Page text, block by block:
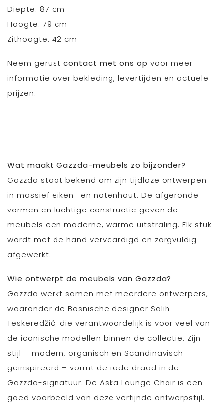
Diepte: 87 cm
Hoogte: 79 cm
Zithoogte: 42 cm
Neem gerust contact met ons op voor meer
informatie over bekleding, levertijden en actuele
prijzen.
Wat maakt Gazzda-meubels zo bijzonder?
Gazzda staat bekend om zijn tijdloze ontwerpen
in massief eiken- en notenhout. De afgeronde
vormen en luchtige constructie geven de
meubels een moderne, warme uitstraling. Elk stuk
wordt met de hand vervaardigd en zorgvuldig
afgewerkt.
Wie ontwerpt de meubels van Gazzda?
Gazzda werkt samen met meerdere ontwerpers,
waaronder de Bosnische designer Salih
Teskeredžić, die verantwoordelijk is voor veel van
de iconische modellen binnen de collectie. Zijn
stijl – modern, organisch en Scandinavisch
geïnspireerd – vormt de rode draad in de
Gazzda-signatuur. De Aska Lounge Chair is een
goed voorbeeld van deze verfijnde ontwerpstijl.